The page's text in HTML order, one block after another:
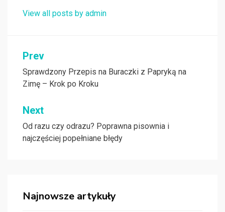
View all posts by admin
Nawigacja
wpisu
Prev
Sprawdzony Przepis na Buraczki z Papryką na
Zimę – Krok po Kroku
Next
Od razu czy odrazu? Poprawna pisownia i
najczęściej popełniane błędy
Najnowsze artykuły